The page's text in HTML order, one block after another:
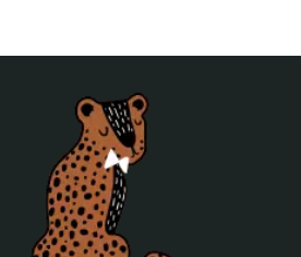
Decoratie
Behang